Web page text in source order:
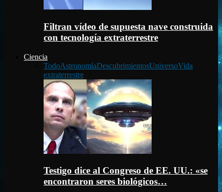
Filtran vídeo de supuesta nave construida
con tecnología extraterrestre
Ciencia
TodoAstronomíaDescubrimientosUniversoVida
extraterrestre
Testigo dice al Congreso de EE. UU.: «se
encontraron seres biológicos…